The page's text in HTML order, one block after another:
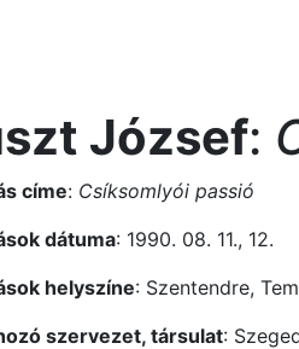
József:
címe: Csíksomlyói passió
dátuma: 1990. 08. 11., 12.
helyszíne: Szentendre,
szervezet, társulat: